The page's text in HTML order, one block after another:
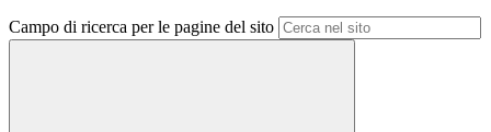
Campo di ricerca per le pagine del sito